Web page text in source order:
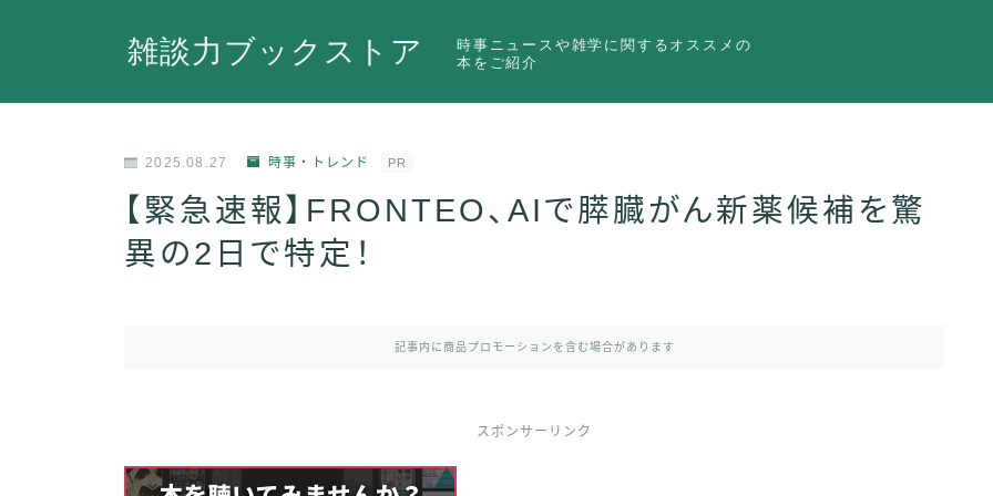
雑談力ブックストア
時事ニュースや雑学に関するオススメの
本をご紹介
2025.08.27 時事・トレンド PR
【緊急速報】FRONTEO、AIで膵臓がん新薬候補を驚
異の2日で特定！
記事内に商品プロモーションを含む場合があります
スポンサーリンク